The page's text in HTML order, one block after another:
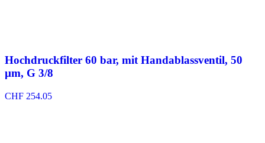
Hochdruckfilter 60 bar, mit Handablassventil, 50
µm, G 3/8
CHF 254.05